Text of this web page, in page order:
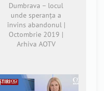
Dumbrava – locul
unde speranța a
învins abandonul |
Octombrie 2019 |
Arhiva AOTV